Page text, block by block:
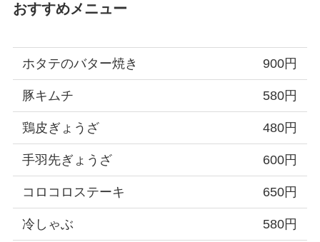
おすすめメニュー
ホタテのバター焼き 900円
豚キムチ 580円
鶏皮ぎょうざ 480円
手羽先ぎょうざ 600円
コロコロステーキ 650円
冷しゃぶ 580円